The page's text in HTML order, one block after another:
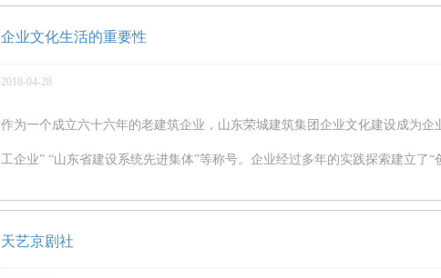
企业文化生活的重要性
2018-04-28
作为一个成立六十六年的老建筑企业，山东荣城建筑集团企业文化建设成为
工企业” “山东省建设系统先进集体”等称号。企业经过多年的实践探索建立了
天艺京剧社